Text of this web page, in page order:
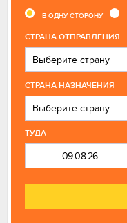
В ОДНУ СТОРОНУ
CТРАНА ОТПРАВЛЕНИЯ
СТРАНА НАЗНАЧЕНИЯ
ТУДА